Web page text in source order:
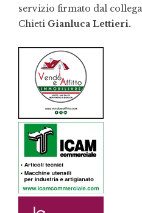
servizio firmato dal
Chieti Gianluca Lettieri.